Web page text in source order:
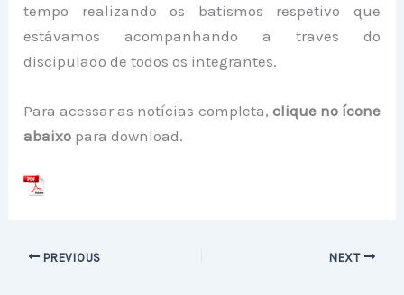
tempo realizando os batismos respetivo que
estávamos acompanhando a traves do
discipulado de todos os integrantes.
Para acessar as notícias completa, clique no ícone
abaixo para download.
PREVIOUS NEXT